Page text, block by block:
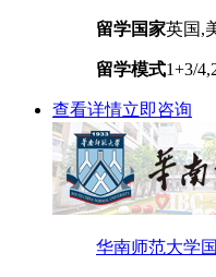
留学国家英国,
留学模式1+3/
查看详情立即咨询
华南师范大学